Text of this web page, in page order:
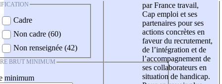
Cadre
Non cadre (60)
Non renseignée (42)
BRUT MINIMUM
minimum
par France travail,
Cap emploi et ses
partenaires pour ses
actions concrètes en
faveur du recrutement,
de l’intégration et de
l’accompagnement de
ses collaborateurs en
situation de handicap.